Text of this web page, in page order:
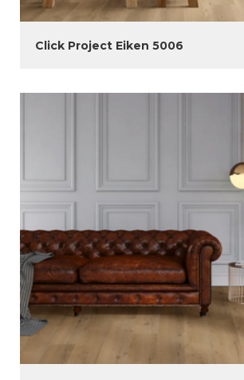
Click Project Eiken 5006